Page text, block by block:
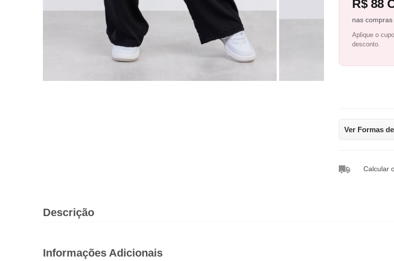
R$ 88
nas
Aplique o
desconto.
Ver Formas
Calcular
Descrição
Informações Adicionais